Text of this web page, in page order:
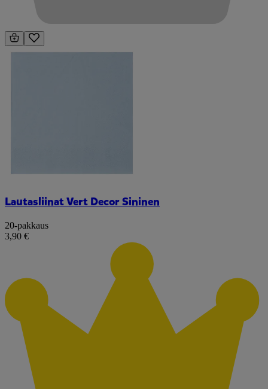
Lautasliinat Vert Decor Sininen
20-pakkaus
3,90 €